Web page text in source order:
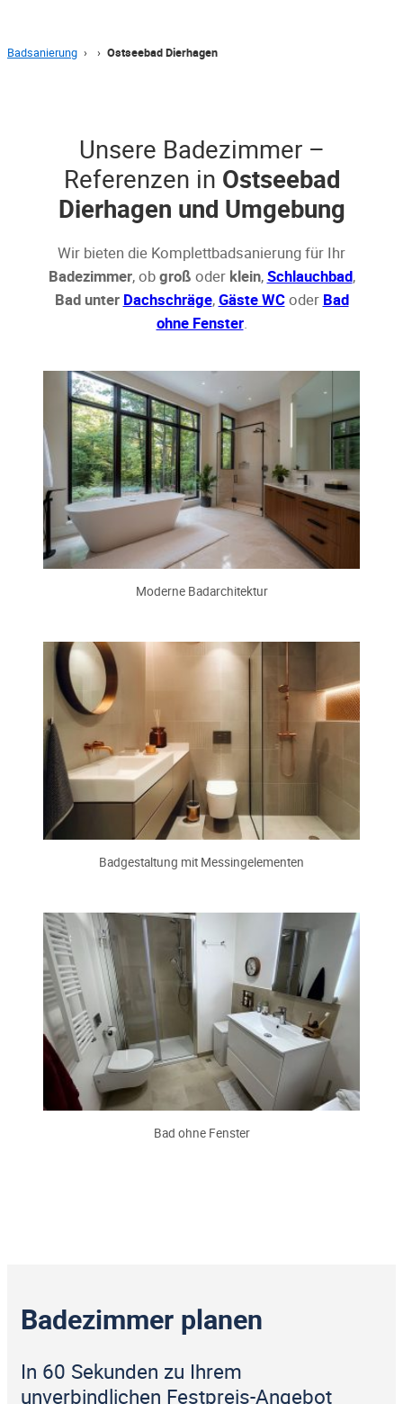
Badsanierung › › Ostseebad Dierhagen
Unsere Badezimmer –
Referenzen in Ostseebad
Dierhagen und Umgebung
Wir bieten die Komplettbadsanierung für Ihr
Badezimmer, obgroß oder klein,Schlauchbad,
Bad unter Dachschräge,Gäste WCoder Bad
ohne Fenster.
Moderne Badarchitektur
Badgestaltung mit Messingelementen
Bad ohne Fenster
Badezimmer planen
In 60 Sekunden zu Ihrem
unverbindlichen Festpreis-Angebot